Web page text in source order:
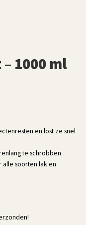
1000 ml
en lost ze snel
te schrobben
alle soorten lak en